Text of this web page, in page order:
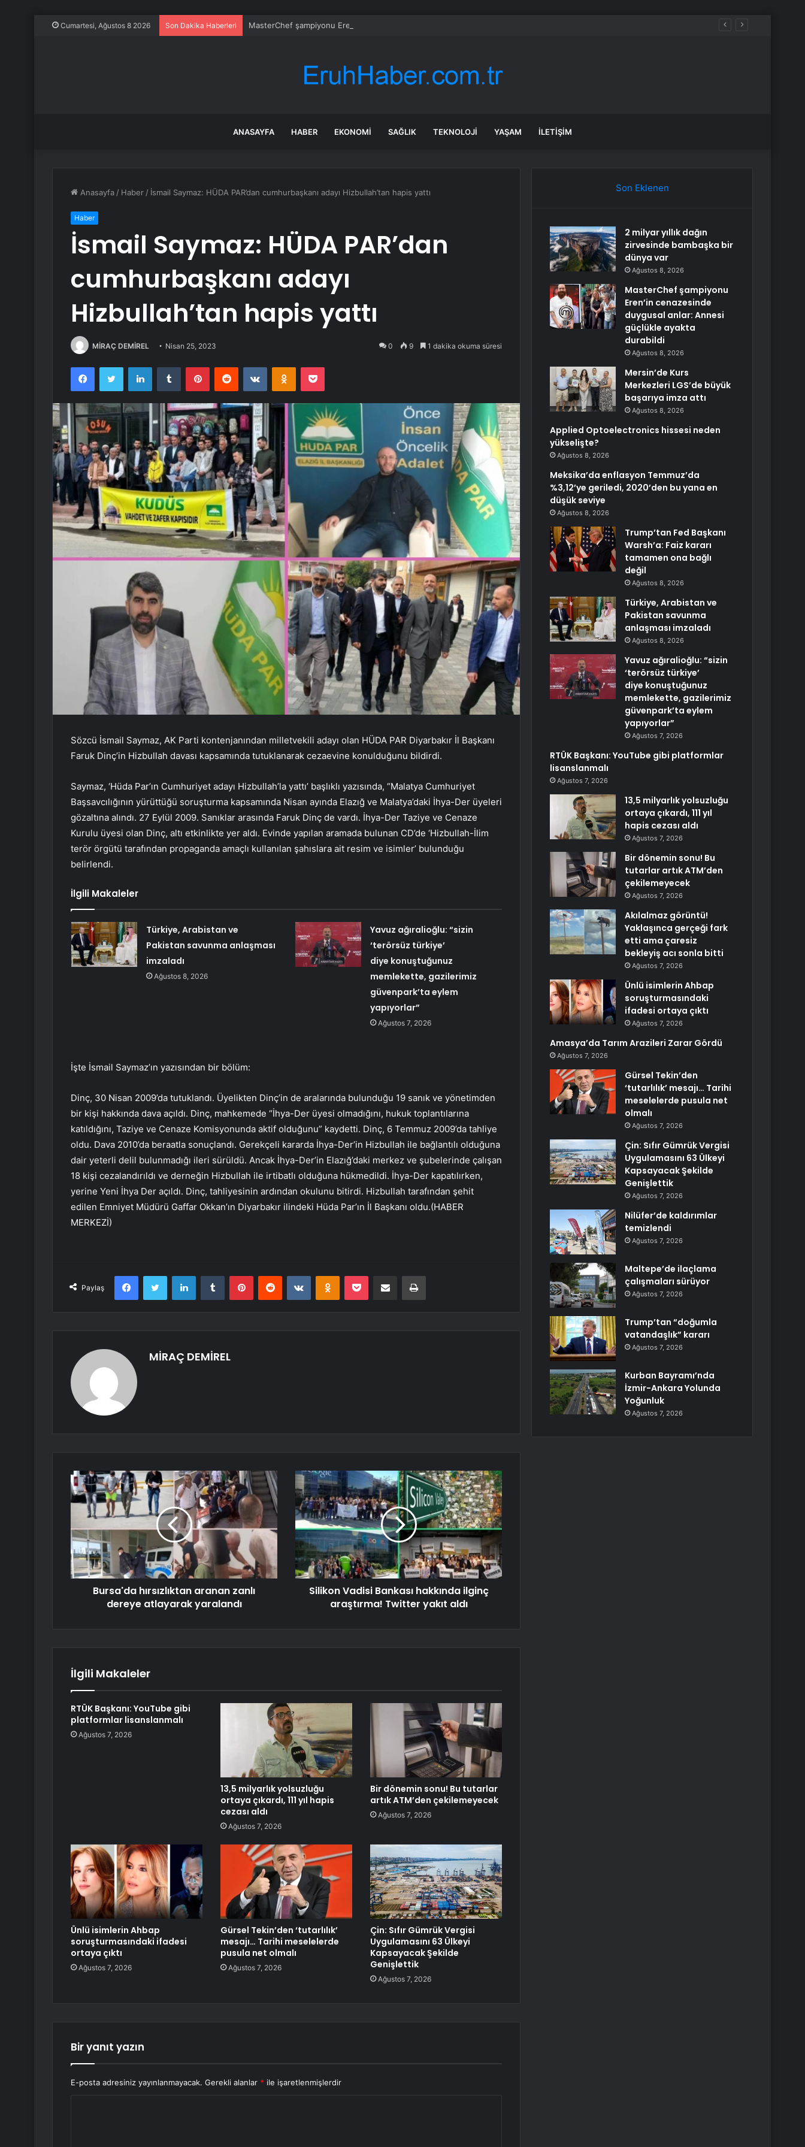
Cumartesi, Ağustos 8 2026 Son Dakika Haberleri MasterChef şampiyonu Eren’in cenazesinde duygusal anlar: Annesi güçlükle ayakta durabildi
ANASAYFA HABER EKONOMI SAĞLIK TEKNOLOJI YAŞAM İLETIŞIM
Anasayfa / Haber / İsmail Saymaz: HÜDA PAR’dan cumhurbaşkanı adayı Hizbullah’tan hapis yattı
Haber
İsmail Saymaz: HÜDA PAR’dan
cumhurbaşkanı adayı
Hizbullah’tan hapis yattı
MİRAÇ DEMİREL Nisan 25, 2023 0 9 1 dakika okuma süresi
FacebookTwitter LinkedInTumblr PinterestReddit VKontakteOdnoklassniki
Pocket
Sözcü İsmail Saymaz, AK Parti kontenjanından milletvekili adayı olan HÜDA PAR Diyarbakır İl Başkanı
Faruk Dinç’in Hizbullah davası kapsamında tutuklanarak cezaevine konulduğunu bildirdi.
Saymaz, ‘Hüda Par’ın Cumhuriyet adayı Hizbullah’la yattı’ başlıklı yazısında, “Malatya Cumhuriyet
Başsavcılığının yürüttüğü soruşturma kapsamında Nisan ayında Elazığ ve Malatya’daki İhya-Der üyeleri
gözaltına alındı. 27 Eylül 2009. Sanıklar arasında Faruk Dinç de vardı. İhya-Der Taziye ve Cenaze
Kurulu üyesi olan Dinç, altı etkinlikte yer aldı. Evinde yapılan aramada bulunan CD’de ‘Hizbullah-İlim
terör örgütü tarafından propaganda amaçlı kullanılan şahıslara ait resim ve isimler’ bulunduğu
belirlendi.
İlgili Makaleler
Türkiye, Arabistan ve
Pakistan savunma anlaşması
imzaladı
Ağustos 8, 2026
Yavuz ağıralioğlu: “sizin
‘terörsüz türkiye’
diye konuştuğunuz
memlekette, gazilerimiz
güvenpark’ta eylem
yapıyorlar”
Ağustos 7, 2026
İşte İsmail Saymaz’ın yazısından bir bölüm:
Dinç, 30 Nisan 2009’da tutuklandı. Üyelikten Dinç’in de aralarında bulunduğu 19 sanık ve yönetimden
bir kişi hakkında dava açıldı. Dinç, mahkemede “İhya-Der üyesi olmadığını, hukuk toplantılarına
katıldığını, Taziye ve Cenaze Komisyonunda aktif olduğunu” kaydetti. Dinç, 6 Temmuz 2009’da tahliye
oldu. Dava 2010’da beraatla sonuçlandı. Gerekçeli kararda İhya-Der’in Hizbullah ile bağlantılı olduğuna
dair yeterli delil bulunmadığı ileri sürüldü. Ancak İhya-Der’in Elazığ’daki merkez ve şubelerinde çalışan
18 kişi cezalandırıldı ve derneğin Hizbullah ile irtibatlı olduğuna hükmedildi. İhya-Der kapatılırken,
yerine Yeni İhya Der açıldı. Dinç, tahliyesinin ardından okulunu bitirdi. Hizbullah tarafından şehit
edilen Emniyet Müdürü Gaffar Okkan’ın Diyarbakır ilindeki Hüda Par’ın İl Başkanı oldu.(HABER
MERKEZİ)
Paylaş
FacebookTwitter LinkedInTumblr PinterestReddit VKontakteOdnoklassniki
Pocket E-Posta ile paylaş Yazdır
MİRAÇ DEMİREL
Bursa'da hırsızlıktan aranan zanlı
dereye atlayarak yaralandı
Silikon Vadisi Bankası hakkında ilginç
araştırma! Twitter yakıt aldı
İlgili Makaleler
RTÜK Başkanı: YouTube gibi
platformlar lisanslanmalı
Ağustos 7, 2026
13,5 milyarlık yolsuzluğu
ortaya çıkardı, 111 yıl hapis
cezası aldı
Ağustos 7, 2026
Bir dönemin sonu! Bu tutarlar
artık ATM’den çekilemeyecek
Ağustos 7, 2026
Ünlü isimlerin Ahbap
soruşturmasındaki ifadesi
ortaya çıktı
Ağustos 7, 2026
Gürsel Tekin’den ‘tutarlılık’
mesajı… Tarihi meselelerde
pusula net olmalı
Ağustos 7, 2026
Çin: Sıfır Gümrük Vergisi
Uygulamasını 63 Ülkeyi
Kapsayacak Şekilde
Genişlettik
Ağustos 7, 2026
Bir yanıt yazın
E-posta adresiniz yayınlanmayacak. Gerekli alanlar * ile işaretlenmişlerdir
Son Eklenen
2 milyar yıllık dağın
zirvesinde bambaşka bir
dünya var
Ağustos 8, 2026
MasterChef şampiyonu
Eren’in cenazesinde
duygusal anlar: Annesi
güçlükle ayakta
durabildi
Ağustos 8, 2026
Mersin’de Kurs
Merkezleri LGS’de büyük
başarıya imza attı
Ağustos 8, 2026
Applied Optoelectronics hissesi neden
yükselişte?
Ağustos 8, 2026
Meksika’da enflasyon Temmuz’da
%3,12’ye geriledi, 2020’den bu yana en
düşük seviye
Ağustos 8, 2026
Trump’tan Fed Başkanı
Warsh’a: Faiz kararı
tamamen ona bağlı
değil
Ağustos 8, 2026
Türkiye, Arabistan ve
Pakistan savunma
anlaşması imzaladı
Ağustos 8, 2026
Yavuz ağıralioğlu: “sizin
‘terörsüz türkiye’
diye konuştuğunuz
memlekette, gazilerimiz
güvenpark’ta eylem
yapıyorlar”
Ağustos 7, 2026
RTÜK Başkanı: YouTube gibi platformlar
lisanslanmalı
Ağustos 7, 2026
13,5 milyarlık yolsuzluğu
ortaya çıkardı, 111 yıl
hapis cezası aldı
Ağustos 7, 2026
Bir dönemin sonu! Bu
tutarlar artık ATM’den
çekilemeyecek
Ağustos 7, 2026
Akılalmaz görüntü!
Yaklaşınca gerçeği fark
etti ama çaresiz
bekleyiş acı sonla bitti
Ağustos 7, 2026
Ünlü isimlerin Ahbap
soruşturmasındaki
ifadesi ortaya çıktı
Ağustos 7, 2026
Amasya’da Tarım Arazileri Zarar Gördü
Ağustos 7, 2026
Gürsel Tekin’den
‘tutarlılık’ mesajı… Tarihi
meselelerde pusula net
olmalı
Ağustos 7, 2026
Çin: Sıfır Gümrük Vergisi
Uygulamasını 63 Ülkeyi
Kapsayacak Şekilde
Genişlettik
Ağustos 7, 2026
Nilüfer’de kaldırımlar
temizlendi
Ağustos 7, 2026
Maltepe’de ilaçlama
çalışmaları sürüyor
Ağustos 7, 2026
Trump’tan “doğumla
vatandaşlık” kararı
Ağustos 7, 2026
Kurban Bayramı’nda
İzmir-Ankara Yolunda
Yoğunluk
Ağustos 7, 2026